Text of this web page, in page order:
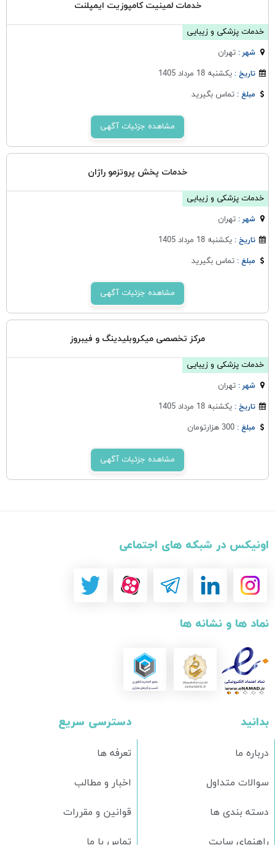
خدمات لمینیت کامپوزیت ایمپلنت
خدمات پزشکی و زیبایی
شهر :تهران
تاریخ :یکشنبه 18 مرداد 1405
مبلغ :تماس بگیرید
مشاهده جزئیات آگهی
خدمات پخش پروتزمو راژان
خدمات پزشکی و زیبایی
شهر :تهران
تاریخ :یکشنبه 18 مرداد 1405
مبلغ :تماس بگیرید
مشاهده جزئیات آگهی
مرکز تخصصی میکروبلیدینگ و فیبروز
خدمات پزشکی و زیبایی
شهر :تهران
تاریخ :یکشنبه 18 مرداد 1405
مبلغ :300 هزارتومان
مشاهده جزئیات آگهی
اونیکس در شبکه های اجتماعی
نماد ها و نشانه ها
دسترسی سریع
تعرفه ها
اخبار و مطالب
قوانین و مقررات
تماس با ما
بدانید
درباره ما
سوالات متداول
دسته بندی ها
راهنمای سایت